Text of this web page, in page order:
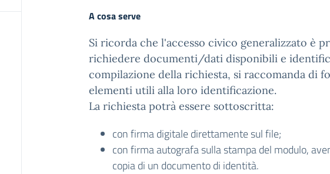
A cosa serve
Si ricorda che l'accesso civico generalizzato è
richiedere documenti/dati disponibili e
compilazione della richiesta, si raccomanda di
elementi utili alla loro identificazione.
La richiesta potrà essere sottoscritta:
con firma digitale direttamente sul file;
con firma autografa sulla stampa del modulo,
copia di un documento di identità.